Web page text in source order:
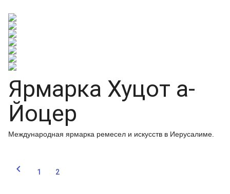
Ярмарка Хуцот а-
Йоцер
Международная ярмарка ремесел и искусств в Иерусалиме.
 1 2